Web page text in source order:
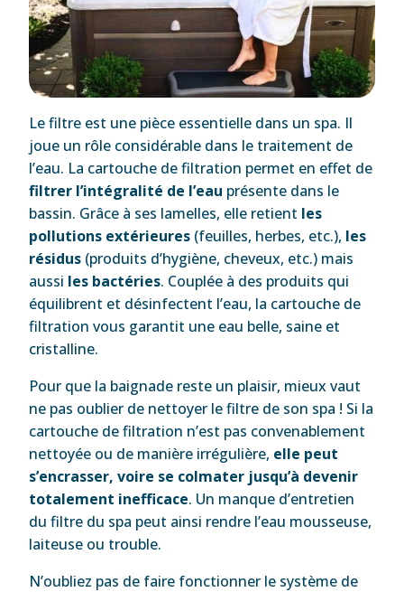
Le filtre est une pièce essentielle dans un spa. Il
joue un rôle considérable dans le traitement de
l’eau. La cartouche de filtration permet en effet de
filtrer l’intégralité de l’eau présente dans le
bassin. Grâce à ses lamelles, elle retient les
pollutions extérieures (feuilles, herbes, etc.), les
résidus (produits d’hygiène, cheveux, etc.) mais
aussi les bactéries. Couplée à des produits qui
équilibrent et désinfectent l’eau, la cartouche de
filtration vous garantit une eau belle, saine et
cristalline.
Pour que la baignade reste un plaisir, mieux vaut
ne pas oublier de nettoyer le filtre de son spa ! Si la
cartouche de filtration n’est pas convenablement
nettoyée ou de manière irrégulière, elle peut
s’encrasser, voire se colmater jusqu’à devenir
totalement inefficace. Un manque d’entretien
du filtre du spa peut ainsi rendre l’eau mousseuse,
laiteuse ou trouble.
N’oubliez pas de faire fonctionner le système de